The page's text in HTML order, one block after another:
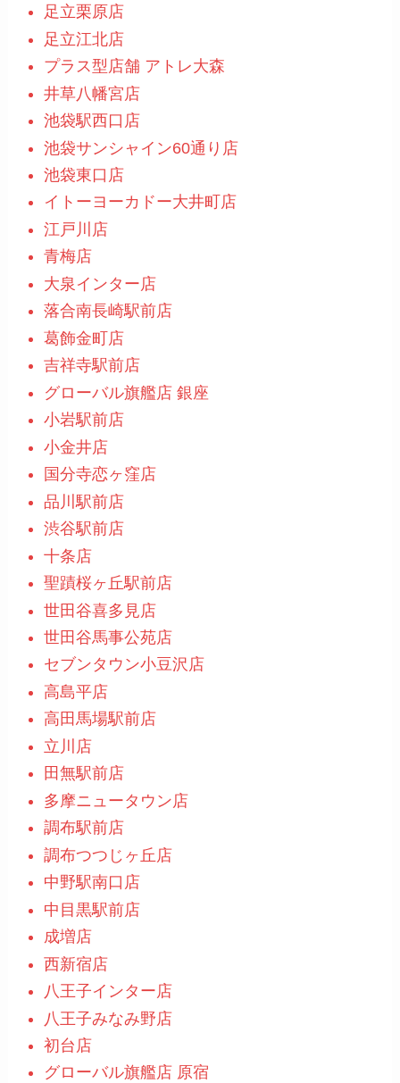
足立栗原店
足立江北店
プラス型店舗 アトレ大森
井草八幡宮店
池袋駅西口店
池袋サンシャイン60通り店
池袋東口店
イトーヨーカドー大井町店
江戸川店
青梅店
大泉インター店
落合南長崎駅前店
葛飾金町店
吉祥寺駅前店
グローバル旗艦店 銀座
小岩駅前店
小金井店
国分寺恋ヶ窪店
品川駅前店
渋谷駅前店
十条店
聖蹟桜ヶ丘駅前店
世田谷喜多見店
世田谷馬事公苑店
セブンタウン小豆沢店
高島平店
高田馬場駅前店
立川店
田無駅前店
多摩ニュータウン店
調布駅前店
調布つつじヶ丘店
中野駅南口店
中目黒駅前店
成増店
西新宿店
八王子インター店
八王子みなみ野店
初台店
グローバル旗艦店 原宿